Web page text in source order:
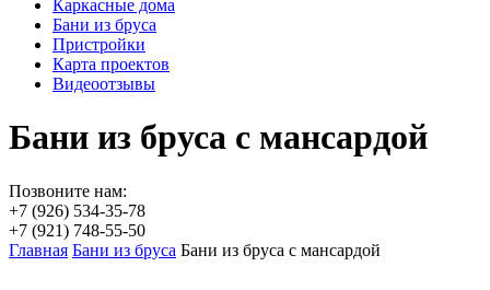
Каркасные дома
Бани из бруса
Пристройки
Карта проектов
Видеоотзывы
Бани из бруса с мансардой
Позвоните нам:
+7 (926) 534-35-78
+7 (921) 748-55-50
Главная Бани из бруса Бани из бруса с мансардой